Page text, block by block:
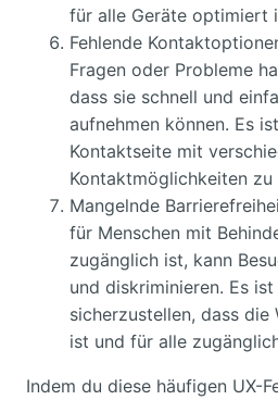
für alle Geräte optimiert
Fehlende
Fragen oder Probleme
dass sie schnell und
aufnehmen können. Es
Kontaktseite mit
Kontaktmöglichkeiten zu
Mangelnde
für Menschen mit
zugänglich ist, kann
und diskriminieren. Es
sicherzustellen, dass die
ist und für alle
Indem du diese häufigen UX-